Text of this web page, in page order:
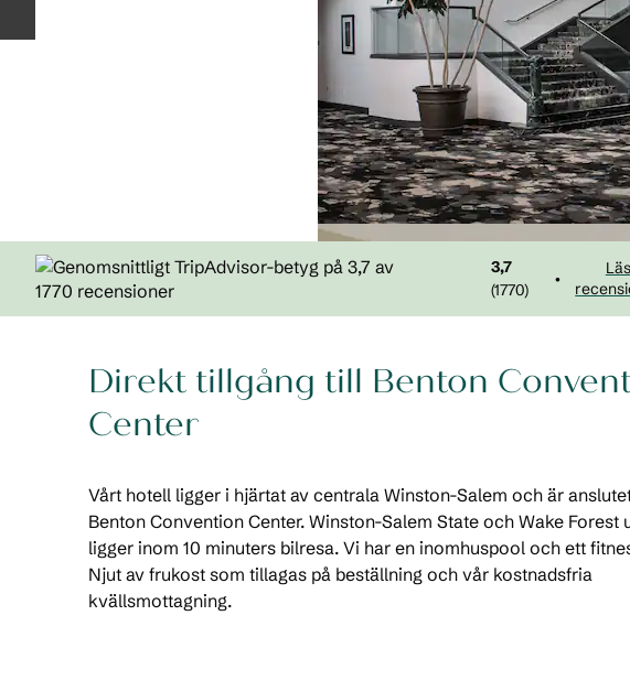
3,7
(1770)
•
Läs
Direkt tillgång till Benton
Center
Vårt hotell ligger i hjärtat av centrala Winston-Salem och är
Benton Convention Center. Winston-Salem State och Wake Forest
ligger inom 10 minuters bilresa. Vi har en inomhuspool och ett
Njut av frukost som tillagas på beställning och vår kostnadsfria
kvällsmottagning.